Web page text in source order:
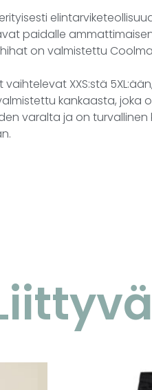
paidalle
hihat on valmistettu
XXS:stä
kankaasta, joka
varalta ja on